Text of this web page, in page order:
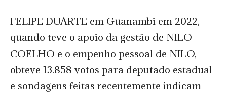
FELIPE DUARTE em Guanambi em 2022,
quando teve o apoio da gestão de NILO
COELHO e o empenho pessoal de NILO,
obteve 13.858 votos para deputado estadual
e sondagens feitas recentemente indicam